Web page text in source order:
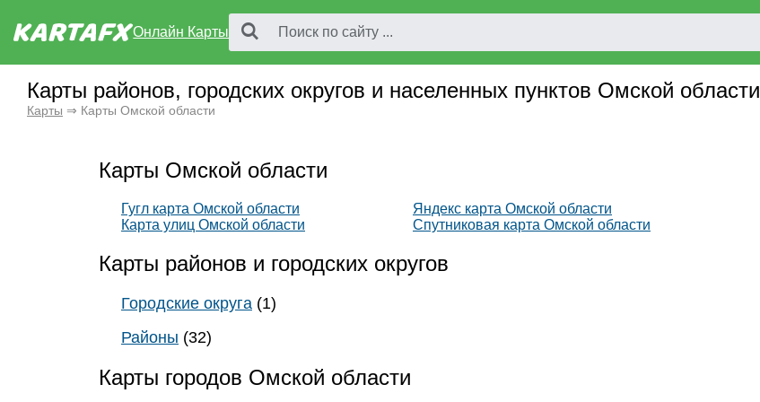
Онлайн Карты
Карты районов, городских округов и населенных пунктов Омской области
Карты ⇒ Карты Омской области
Карты Омской области
Гугл карта Омской области
Яндекс карта Омской области
Карта улиц Омской области
Спутниковая карта Омской области
Карты районов и городских округов
Городские округа (1)
Районы (32)
Карты городов Омской области